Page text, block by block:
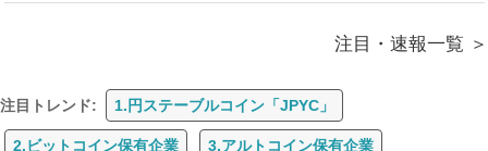
注目・速報一覧
注目トレンド: 1.円ステーブルコイン「JPYC」
2.ビットコイン保有企業 3.アルトコイン保有企業